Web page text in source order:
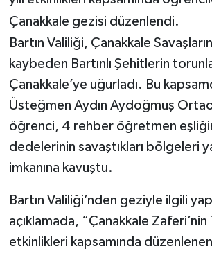
Çanakkale gezisi düzenlendi.
Bartın Valiliği, Çanakkale
kaybeden Bartınlı Şehitlerin
Çanakkale’ye uğurladı. Bu
Üsteğmen Aydın Aydoğmuş
öğrenci, 4 rehber öğretmen
dedelerinin savaştıkları bölgeleri
imkanına kavuştu.
Bartın Valiliği’nden geziyle ilgili
açıklamada, “Çanakkale Zaferi’nin
etkinlikleri kapsamında
YEREL